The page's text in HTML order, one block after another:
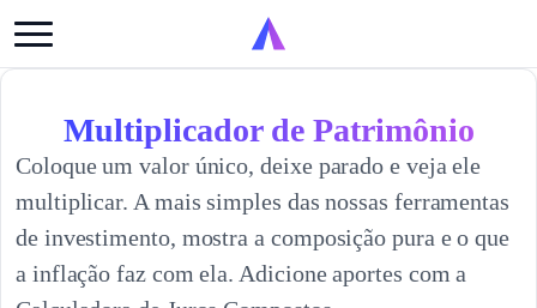
Multiplicador de Patrimônio
Coloque um valor único, deixe parado e veja ele
multiplicar. A mais simples das nossas ferramentas
de investimento, mostra a composição pura e o que
a inflação faz com ela. Adicione aportes com a